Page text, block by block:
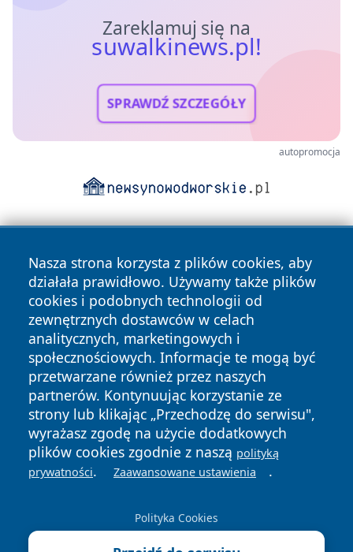
Zareklamuj się na
suwalkinews.pl!
SPRAWDŹ SZCZEGÓŁY
autopromocja
Nasza strona korzysta z plików cookies, aby
działała prawidłowo. Używamy także plików
cookies i podobnych technologii od
zewnętrznych dostawców w celach
analitycznych, marketingowych i
społecznościowych. Informacje te mogą być
przetwarzane również przez naszych
partnerów. Kontynuując korzystanie ze
strony lub klikając „Przechodzę do serwisu",
wyrażasz zgodę na użycie dodatkowych
plików cookies zgodnie z naszą polityką
prywatności. Zaawansowane ustawienia .
Polityka Cookies
Copyright © 2026 suwalkinews.pl Wszystkie prawa
zastrzeżone.
News Autorzy
Polityka
Prywatności
Polityka
Cookies